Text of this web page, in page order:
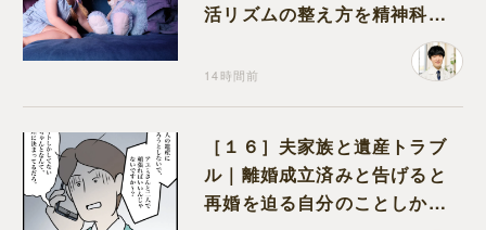
活リズムの整え方を精神科医
14時間前
［１６］夫家族と遺産トラブ
ル｜離婚成立済みと告げると
再婚を迫る自分のことしか考